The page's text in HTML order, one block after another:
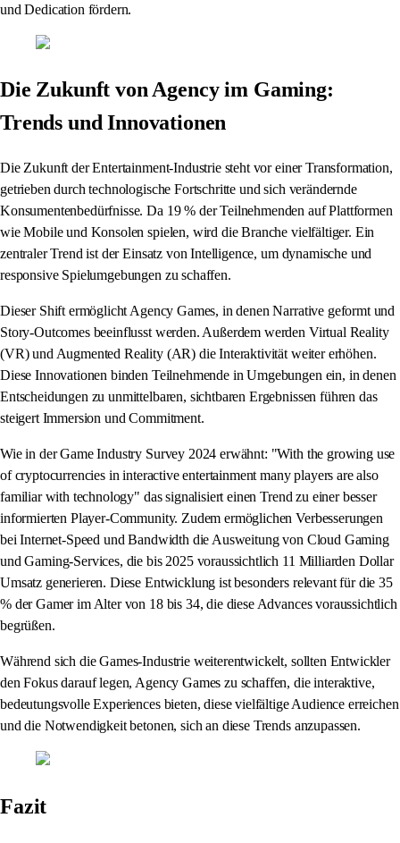
und Dedication fördern.
Die Zukunft von Agency im Gaming:
Trends und Innovationen
Die Zukunft der Entertainment-Industrie steht vor einer Transformation,
getrieben durch technologische Fortschritte und sich verändernde
Konsumentenbedürfnisse. Da 19 % der Teilnehmenden auf Plattformen
wie Mobile und Konsolen spielen, wird die Branche vielfältiger. Ein
zentraler Trend ist der Einsatz von Intelligence, um dynamische und
responsive Spielumgebungen zu schaffen.
Dieser Shift ermöglicht Agency Games, in denen Narrative geformt und
Story-Outcomes beeinflusst werden. Außerdem werden Virtual Reality
(VR) und Augmented Reality (AR) die Interaktivität weiter erhöhen.
Diese Innovationen binden Teilnehmende in Umgebungen ein, in denen
Entscheidungen zu unmittelbaren, sichtbaren Ergebnissen führen das
steigert Immersion und Commitment.
Wie in der Game Industry Survey 2024 erwähnt: "With the growing use
of cryptocurrencies in interactive entertainment many players are also
familiar with technology" das signalisiert einen Trend zu einer besser
informierten Player-Community. Zudem ermöglichen Verbesserungen
bei Internet-Speed und Bandwidth die Ausweitung von Cloud Gaming
und Gaming-Services, die bis 2025 voraussichtlich 11 Milliarden Dollar
Umsatz generieren. Diese Entwicklung ist besonders relevant für die 35
% der Gamer im Alter von 18 bis 34, die diese Advances voraussichtlich
begrüßen.
Während sich die Games-Industrie weiterentwickelt, sollten Entwickler
den Fokus darauf legen, Agency Games zu schaffen, die interaktive,
bedeutungsvolle Experiences bieten, diese vielfältige Audience erreichen
und die Notwendigkeit betonen, sich an diese Trends anzupassen.
Fazit